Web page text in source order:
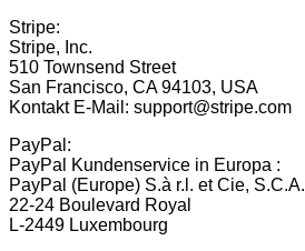
Stripe:
Stripe, Inc.
510 Townsend Street
San Francisco, CA 94103, USA
Kontakt E-Mail: support@stripe.com
PayPal:
PayPal Kundenservice in Europa :
PayPal (Europe) S.à r.l. et Cie, S.C.A.
22-24 Boulevard Royal
L-2449 Luxembourg